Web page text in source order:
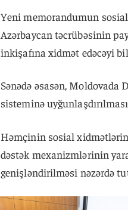
Yeni memorandumun
Azərbaycan təcrübəsinin
inkişafına xidmət edəcəyi
Sənədə əsasən,
sisteminə
Həmçinin sosial
dəstək mexanizmlərinin
genişləndirilməsi nəzərdə